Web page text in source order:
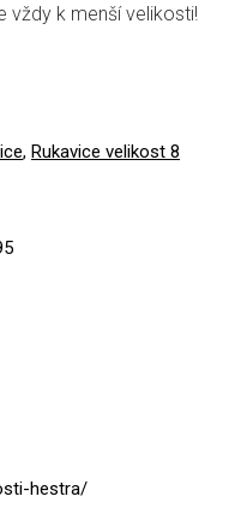
vždy k menší velikosti!
, Rukavice velikost 8
hestra/